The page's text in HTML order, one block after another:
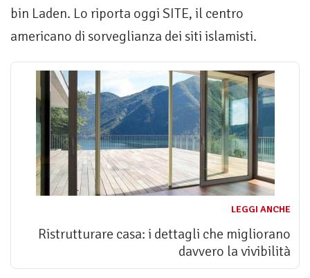
bin Laden. Lo riporta oggi SITE, il centro
americano di sorveglianza dei siti islamisti.
LEGGI ANCHE
Ristrutturare casa: i dettagli che migliorano
davvero la vivibilità